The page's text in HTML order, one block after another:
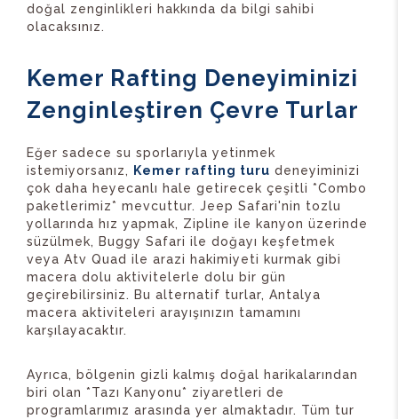
doğal zenginlikleri hakkında da bilgi sahibi
olacaksınız.
Kemer Rafting Deneyiminizi
Zenginleştiren Çevre Turlar
Eğer sadece su sporlarıyla yetinmek
istemiyorsanız,
Kemer rafting turu deneyiminizi
çok daha heyecanlı hale getirecek çeşitli *Combo
paketlerimiz* mevcuttur. Jeep Safari'nin tozlu
yollarında hız yapmak, Zipline ile kanyon üzerinde
süzülmek, Buggy Safari ile doğayı keşfetmek
veya Atv Quad ile arazi hakimiyeti kurmak gibi
macera dolu aktivitelerle dolu bir gün
geçirebilirsiniz. Bu alternatif turlar, Antalya
macera aktiviteleri arayışınızın tamamını
karşılayacaktır.
Ayrıca, bölgenin gizli kalmış doğal harikalarından
biri olan *Tazı Kanyonu* ziyaretleri de
programlarımız arasında yer almaktadır. Tüm tur